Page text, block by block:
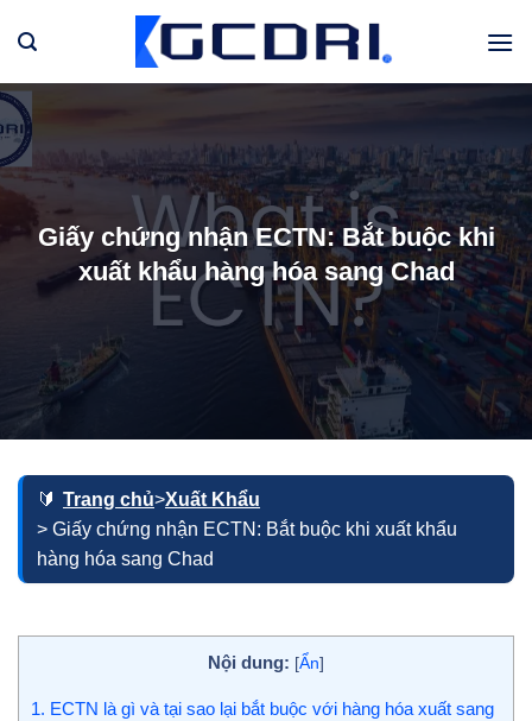
qua
dung
Giấy chứng nhận ECTN: Bắt buộc khi
xuất khẩu hàng hóa sang Chad
Trang chủ>Xuất Khẩu
> Giấy chứng nhận ECTN: Bắt buộc khi xuất khẩu
hàng hóa sang Chad
Nội dung: [Ẩn]
1. ECTN là gì và tại sao lại bắt buộc với hàng hóa xuất sang